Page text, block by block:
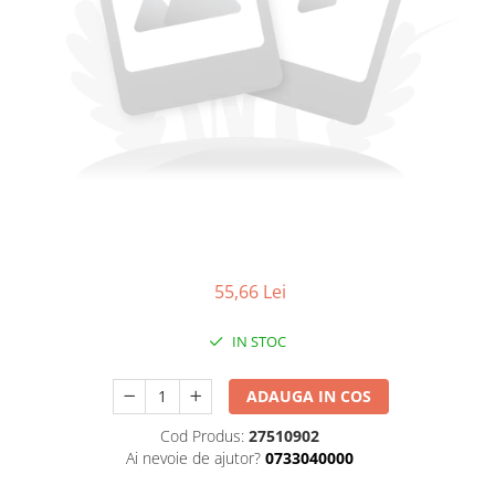
55,66 Lei
IN STOC
ADAUGA IN COS
Cod Produs: 27510902
Ai nevoie de ajutor? 0733040000